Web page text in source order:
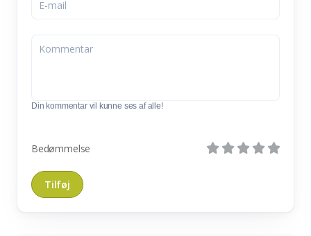
Din kommentar vil kunne ses af alle!
Bedømmelse